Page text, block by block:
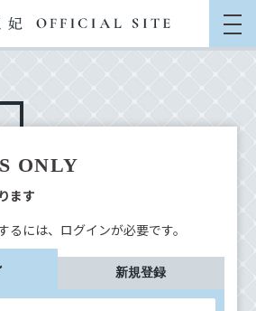
ONLY
ます
るには、ログインが必要です。
新規登録